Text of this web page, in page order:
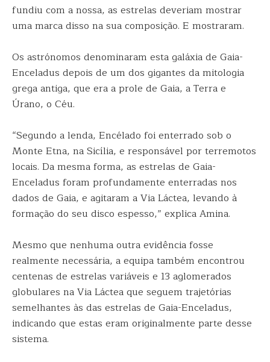
fundiu com a nossa, as estrelas deveriam mostrar
uma marca disso na sua composição. E mostraram.
Os astrónomos denominaram esta galáxia de Gaia-
Enceladus depois de um dos gigantes da mitologia
grega antiga, que era a prole de Gaia, a Terra e
Úrano, o Céu.
“Segundo a lenda, Encélado foi enterrado sob o
Monte Etna, na Sicília, e responsável por terremotos
locais. Da mesma forma, as estrelas de Gaia-
Enceladus foram profundamente enterradas nos
dados de Gaia, e agitaram a Via Láctea, levando à
formação do seu disco espesso,” explica Amina.
Mesmo que nenhuma outra evidência fosse
realmente necessária, a equipa também encontrou
centenas de estrelas variáveis e 13 aglomerados
globulares na Via Láctea que seguem trajetórias
semelhantes às das estrelas de Gaia-Enceladus,
indicando que estas eram originalmente parte desse
sistema.